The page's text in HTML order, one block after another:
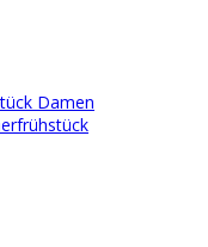
Damen